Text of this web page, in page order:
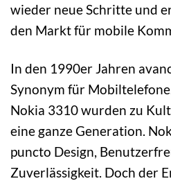
wieder neue Schritte und
den Markt für mobile
In den 1990er Jahren
Synonym für
Nokia 3310 wurden zu
eine ganze Generation.
puncto Design,
Zuverlässigkeit. Doch der